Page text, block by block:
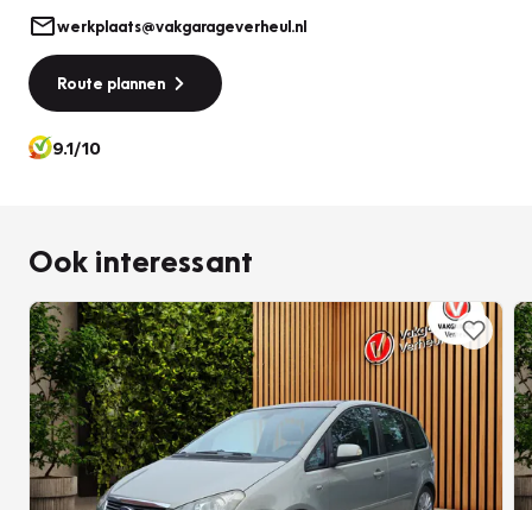
werkplaats@vakgarageverheul.nl
Route plannen
9.1/10
Ook interessant